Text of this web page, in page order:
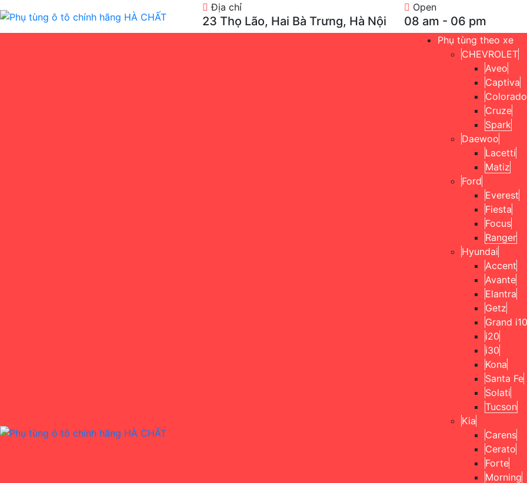
Địa chỉ
23 Thọ Lão, Hai Bà Trưng, Hà Nội
Open
08 am - 06 pm
Phụ tùng theo xe
CHEVROLET
Aveo
Captiva
Colorado
Cruze
Spark
Daewoo
Lacetti
Matiz
Ford
Everest
Fiesta
Focus
Ranger
Hyundai
Accent
Avante
Elantra
Getz
Grand i10
i20
i30
Kona
Santa Fe
Solati
Tucson
Kia
Carens
Cerato
Forte
Morning